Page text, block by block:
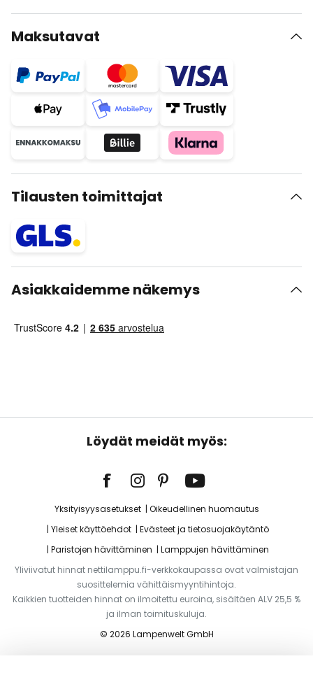
Maksutavat
Tilausten toimittajat
Asiakkaidemme näkemys
Löydät meidät myös:
Yksityisyysasetukset
Oikeudellinen huomautus
Yleiset käyttöehdot
Evästeet ja tietosuojakäytäntö
Paristojen hävittäminen
Lamppujen hävittäminen
Yliviivatut hinnat nettilamppu.fi-verkkokaupassa ovat valmistajan
suosittelemia vähittäismyyntihintoja.
Kaikkien tuotteiden hinnat on ilmoitettu euroina, sisältäen ALV 25,5 %
ja ilman toimituskuluja.
© 2026 Lampenwelt GmbH